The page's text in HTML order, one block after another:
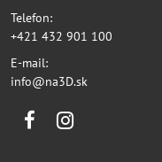
Telefon:
+421 432 901 100
E-mail:
info@na3D.sk
FacebookInstagram